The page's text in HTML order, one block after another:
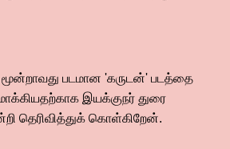
படமான 'கருடன்' படத்தை
இயக்குநர் துரை
தெரிவித்துக் கொள்கிறேன்.‌